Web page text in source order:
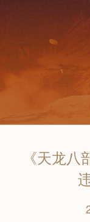
《天龙八